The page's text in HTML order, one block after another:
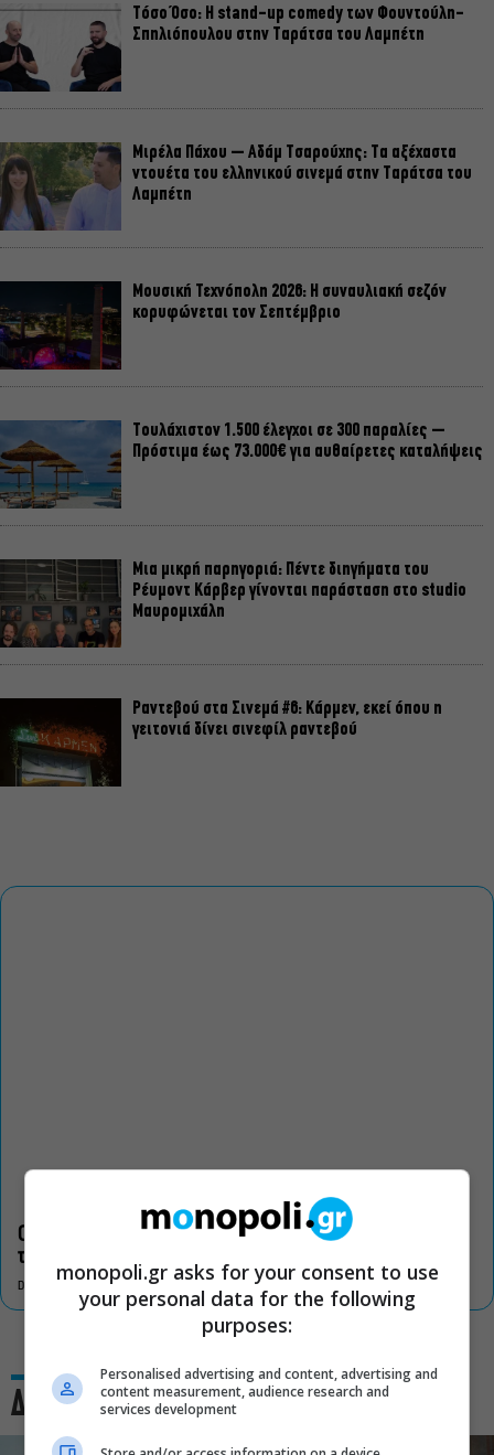
Τόσο Όσο: Η stand-up comedy των Φουντούλη-
Σπηλιόπουλου στην Ταράτσα του Λαμπέτη
Μιρέλα Πάχου – Αδάμ Τσαρούχης: Τα αξέχαστα
ντουέτα του ελληνικού σινεμά στην Ταράτσα του
Λαμπέτη
Μουσική Τεχνόπολη 2026: Η συναυλιακή σεζόν
κορυφώνεται τον Σεπτέμβριο
Τουλάχιστον 1.500 έλεγχοι σε 300 παραλίες –
Πρόστιμα έως 73.000€ για αυθαίρετες καταλήψεις
Μια μικρή παρηγοριά: Πέντε διηγήματα του
Ρέυμοντ Κάρβερ γίνονται παράσταση στο studio
Μαυρομιχάλη
Ραντεβού στα Σινεμά #6: Κάρμεν, εκεί όπου η
γειτονιά δίνει σινεφίλ ραντεβού
Οι «Τρωάδες» στην Επίδαυρο αλλάζουν την αντίληψη για
τον πολιτισμό
DON'T MISS
Δες και αυτό
monopoli.gr asks for your consent to use
your personal data for the following
purposes:
Personalised advertising and content, advertising and
content measurement, audience research and
services development